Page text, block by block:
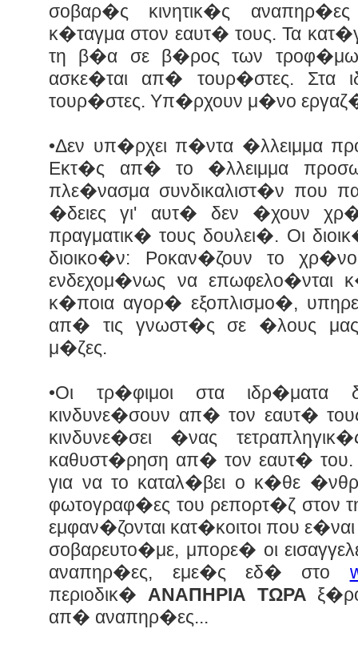
σοβαρ�ς κινητικ�ς
κ�ταγμα στον εαυτ� τους. Τα
τη β�α σε β�ρος των
ασκε�ται απ� τουρ�στες. Στα
τουρ�στες. Υπ�ρχουν μ�νο
•Δεν υπ�ρχει π�ντα �λλειμμα
Εκτ�ς απ� το �λλειμμα
πλε�νασμα συνδικαλιστ�ν που
�δειες γι' αυτ� δεν �χουν
πραγματικ� τους δουλει�. Οι
διοικο�ν: Ροκαν�ζουν το
ενδεχομ�νως να επωφελο�νται
κ�ποια αγορ� εξοπλισμο�,
απ� τις γνωστ�ς σε �λους
μ�ζες.
•Οι τρ�φιμοι στα ιδρ�ματα
κινδυνε�σουν απ� τον εαυτ�
κινδυνε�σει �νας
καθυστ�ρηση απ� τον εαυτ� του.
για να το καταλ�βει ο κ�θε
φωτογραφ�ες του ρεπορτ�ζ στον
εμφαν�ζονται κατ�κοιτοι που
σοβαρευτο�με, μπορε� οι
αναπηρ�ες, εμε�ς εδ� στο
περιοδικ� ΑΝΑΠΗΡΙΑ ΤΩΡΑ
απ� αναπηρ�ες...